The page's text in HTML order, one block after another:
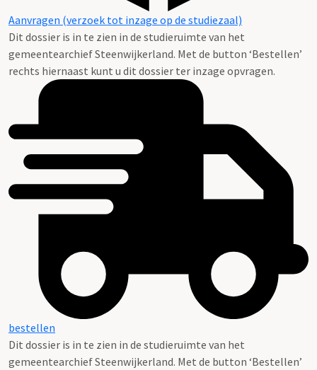
Aanvragen (verzoek tot inzage op de studiezaal)
Dit dossier is in te zien in de studieruimte van het
gemeentearchief Steenwijkerland. Met de button ‘Bestellen’
rechts hiernaast kunt u dit dossier ter inzage opvragen.
bestellen
Dit dossier is in te zien in de studieruimte van het
gemeentearchief Steenwijkerland. Met de button ‘Bestellen’